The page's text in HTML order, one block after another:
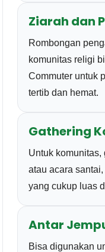
Ziarah dan
Rombongan
komunitas religi
Commuter untuk
tertib dan hemat.
Gathering
Untuk komunitas,
atau acara
yang cukup luas
Antar
Bisa digunakan